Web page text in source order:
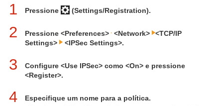
1 Pressione (Settings/Registration).
2 Pressione <Preferences> <Network>
<TCP/IP
Settings>
<IPSec Settings>.
3
Configure <Use IPSec> como <On> e pressione
<Register>.
4 Especifique um nome para a política.